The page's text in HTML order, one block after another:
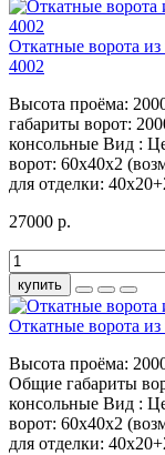
Откатные ворота
4002
Высота проёма:
габариты ворот:
консольные Вид :
ворот: 60х40х2
для отделки:
27000 р.
купить
Откатные ворота
Высота проёма:
Общие габариты
консольные Вид :
ворот: 60х40х2
для отделки: